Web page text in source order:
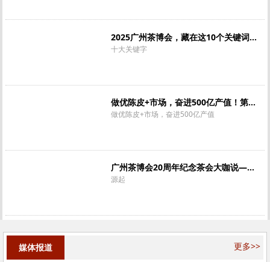
媒体报道 更多>>